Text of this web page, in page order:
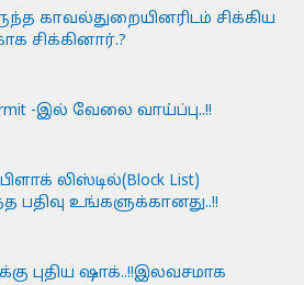
காவல்துறையினரிடம் சிக்கிய
சிக்கினார்.?
-இல் வேலை வாய்ப்பு..!!
லிஸ்டில்(Block List)
பதிவு உங்களுக்கானது..!!
புதிய ஷாக்..!!இலவசமாக